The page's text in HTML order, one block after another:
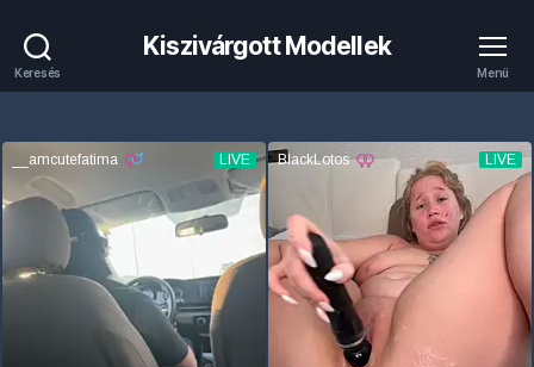
Keresés
Kiszivárgott Modellek
Menü